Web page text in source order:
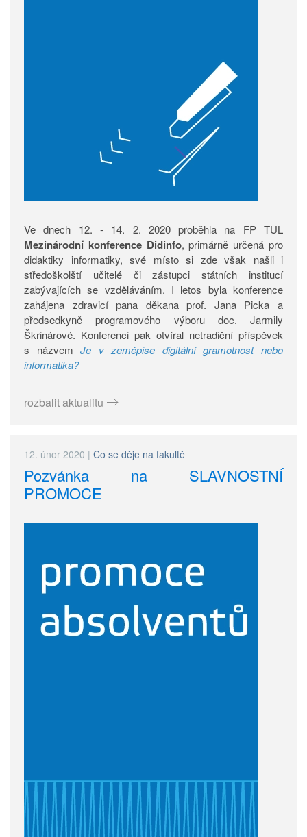
Ve dnech 12. - 14. 2. 2020 proběhla na FP TUL
Mezinárodní konference Didinfo, primárně určená pro
didaktiky informatiky, své místo si zde však našli i
středoškolští učitelé či zástupci státních institucí
zabývajících se vzděláváním. I letos byla konference
zahájena zdravicí pana děkana prof. Jana Picka a
předsedkyně programového výboru doc. Jarmily
Škrinárové. Konferenci pak otvíral netradiční příspěvek
s názvemJe v zeměpise digitální gramotnost nebo
informatika?
rozbalit aktualitu
12. únor 2020 | Co se děje na fakultě
Pozvánka na SLAVNOSTNÍ
PROMOCE